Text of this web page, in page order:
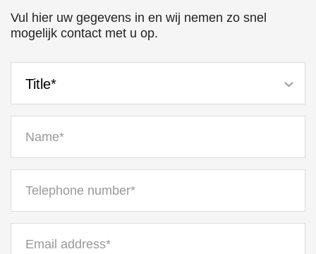
Vul hier uw gegevens in en wij nemen zo snel
mogelijk contact met u op.
Title*